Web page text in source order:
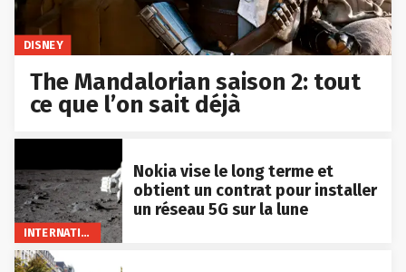
DISNEY
The Mandalorian saison 2: tout
ce que l’on sait déjà
INTERNATIONAL
Nokia vise le long terme et
obtient un contrat pour installer
un réseau 5G sur la lune